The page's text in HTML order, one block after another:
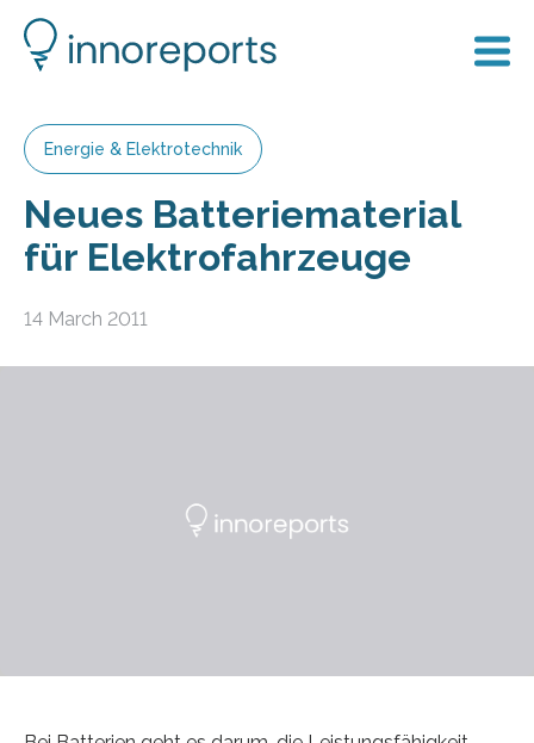
Energie & Elektrotechnik
Neues Batteriematerial
für Elektrofahrzeuge
14 March 2011